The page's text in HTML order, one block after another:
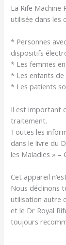
La Rife
utilisée dans les
* Personnes
dispositifs
* Les femmes
* Les enfants
* Les patients
Il est important
traitement.
Toutes les
dans le livre du
les Maladies » –
Cet appareil
Nous déclinons
utilisation autre
et le Dr Royal
toujours